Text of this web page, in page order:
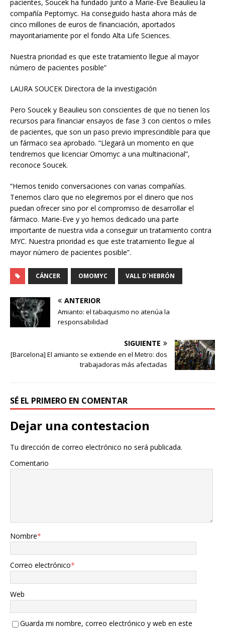
pacientes, Soucek ha fundado junto a Marie-Eve Beaulieu la
compañía Peptomyc. Ha conseguido hasta ahora más de
cinco millones de euros de financiación, aportados
mayoritariamente por el fondo Alta Life Sciences.
Nuestra prioridad es que este tratamiento llegue al mayor
número de pacientes posible”
LAURA SOUCEK Directora de la investigación
Pero Soucek y Beaulieu son conscientes de que no tienen los
recursos para financiar ensayos de fase 3 con cientos o miles
de pacientes, que son un paso previo imprescindible para que
un fármaco sea aprobado. “Llegará un momento en que
tendremos que licenciar Omomyc a una multinacional”,
reconoce Soucek.
“Hemos tenido conversaciones con varias compañías.
Tenemos claro que no elegiremos por el dinero que nos
puedan ofrecer sino por el compromiso de desarrollar el
fármaco. Marie-Eve y yo hemos dedicado una parte
importante de nuestra vida a conseguir un tratamiento contra
MYC. Nuestra prioridad es que este tratamiento llegue al
mayor número de pacientes posible”.
CÁNCER OMOMYC VALL D´HEBRÓN
ANTERIOR
Amianto: el tabaquismo no atenúa la
responsabilidad
SIGUIENTE
[Barcelona] El amianto se extiende en el Metro: dos
trabajadoras más afectadas
SÉ EL PRIMERO EN COMENTAR
Dejar una contestacion
Tu dirección de correo electrónico no será publicada.
Comentario
Nombre*
Correo electrónico*
Web
Guarda mi nombre, correo electrónico y web en este